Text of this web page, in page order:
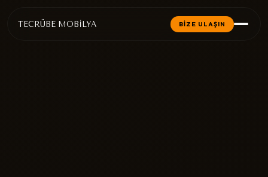
TECRÜBE MOBİLYA BİZE ULAŞIN